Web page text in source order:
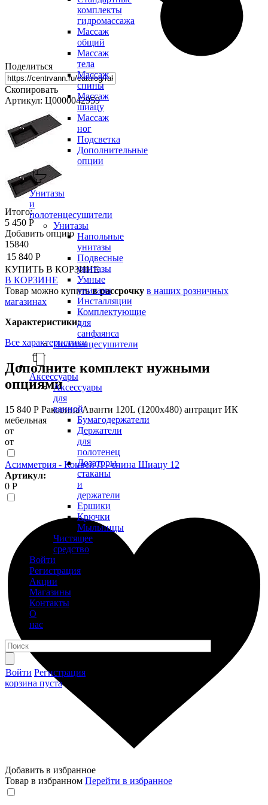
комплекты
гидромассажа
Массаж
общий
Массаж
тела
Массаж
спины
Массаж
шиацу
Массаж
ног
Подсветка
Дополнительные
опции
Унитазы
и
полотенцесушители
Унитазы
Напольные
унитазы
Подвесные
унитазы
Умные
унитазы
Инсталляции
Комплектующие
для
санфаянса
Полотенцесушители
Аксессуары
Аксессуары
для
ванной
Бумагодержатели
Держатели
для
полотенец
Дозаторы,
стаканы
и
держатели
Ершики
Крючки
Мыльницы
Чистящее
средство
Войти
Регистрация
Акции
Магазины
Контакты
О
нас
Войти Регистрация
корзина пуста
Поделиться
Скопировать
Артикул: Ц0000042959
Итого:
5 450 Р
Добавить опцию
15840
15 840 Р
КУПИТЬ В КОРЗИНЕ
В КОРЗИНЕ
Товар можно купитьв рассрочку в наших розничных
магазинах
Характеристики:
Все характеристики
Дополните комплект нужными
опциями
15 840 Р Раковина Аванти 120L (1200х480) антрацит ИК
мебельная
от
от
Асимметрия - Конвей Л - спина Шиацу 12
Артикул:
0 Р
Добавить в избранное
Товар в избранном Перейти в избранное